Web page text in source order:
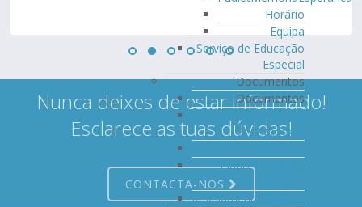
Horário
Equipa
Serviço de Educação
Especial
Documentos
Documentos
Orientadores
Plano Transição
Regulamentos/Planos
Nunca deixes de estar informado!
Esclarece as tuas dúvidas!
CONTACTA-NOS